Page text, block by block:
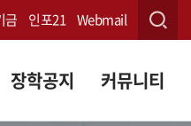
금 인포21 Webmail
장학공지 커뮤니티